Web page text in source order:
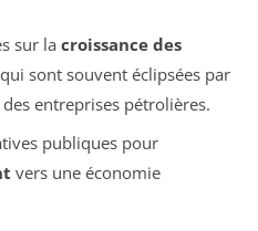
sur la croissance des
sont souvent éclipsées par
entreprises pétrolières.
publiques pour
vers une économie